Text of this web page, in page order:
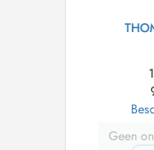
Geen